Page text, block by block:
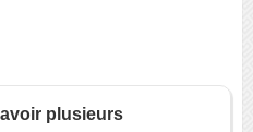
plusieurs